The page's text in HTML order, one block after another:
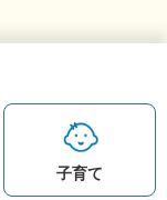
子育て